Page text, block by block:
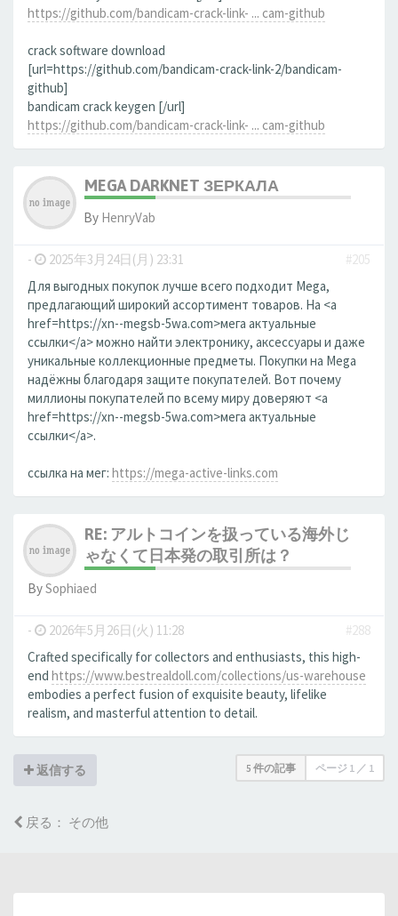
https://github.com/bandicam-crack-link- ... cam-github
crack software download
[url=https://github.com/bandicam-crack-link-2/bandicam-
github]
bandicam crack keygen [/url]
https://github.com/bandicam-crack-link- ... cam-github
MEGA DARKNET ЗЕРКАЛА
By HenryVab
- 2025年3月24日(月) 23:31
#205
Для выгодных покупок лучше всего подходит Mega,
предлагающий широкий ассортимент товаров. На <a
href=https://xn--megsb-5wa.com>мега актуальные
ссылки</a> можно найти электронику, аксессуары и даже
уникальные коллекционные предметы. Покупки на Mega
надёжны благодаря защите покупателей. Вот почему
миллионы покупателей по всему миру доверяют <a
href=https://xn--megsb-5wa.com>мега актуальные
ссылки</a>.
ссылка на мег: https://mega-active-links.com
RE: アルトコインを扱っている海外じ
ゃなくて日本発の取引所は？
BySophiaed
- 2026年5月26日(火) 11:28
#288
Crafted specifically for collectors and enthusiasts, this high-
end https://www.bestrealdoll.com/collections/us-warehouse
embodies a perfect fusion of exquisite beauty, lifelike
realism, and masterful attention to detail.
返信する 5 件の記事 ページ 1 ／ 1
戻る： その他